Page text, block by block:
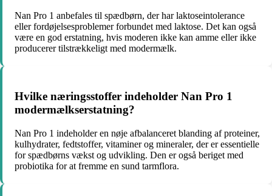
Nan Pro 1 anbefales til spædbørn, der har laktoseintolerance
eller fordøjelsesproblemer forbundet med laktose. Det kan også
være en god erstatning, hvis moderen ikke kan amme eller ikke
producerer tilstrækkeligt med modermælk.
Hvilke næringsstoffer indeholder Nan Pro 1
modermælkserstatning?
Nan Pro 1 indeholder en nøje afbalanceret blanding af proteiner,
kulhydrater, fedtstoffer, vitaminer og mineraler, der er essentielle
for spædbørns vækst og udvikling. Den er også beriget med
probiotika for at fremme en sund tarmflora.